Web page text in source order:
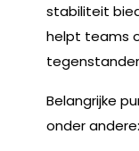
stabiliteit
helpt teams
Belangrijke
onder andere: